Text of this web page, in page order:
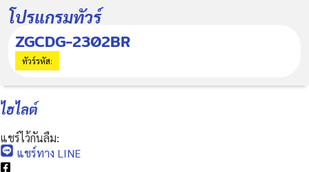
โปรแกรมทัวร์
ZGCDG-2302BR
ทัวร์รหัส:
ไฮไลต์
แชร์ไว้กันลืม:
แชร์ทาง LINE